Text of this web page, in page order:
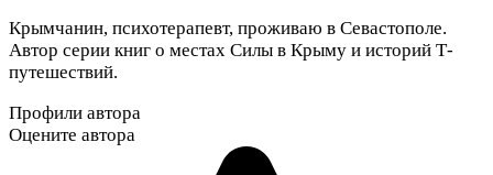
Крымчанин, психотерапевт, проживаю в Севастополе.
Автор серии книг о местах Силы в Крыму и историй Т-
путешествий.
Профили автора
Оцените автора